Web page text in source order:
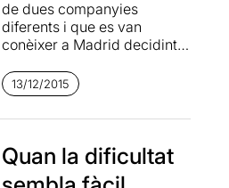
de dues companyies
diferents i que es van
conèixer a Madrid decidint
i aprofitar les diferències
artístiques de cadascú
d’ells.
Equilibris acrobàtics, salts
mortals i piràmides humanes
13/12/2015
Quan la dificultat